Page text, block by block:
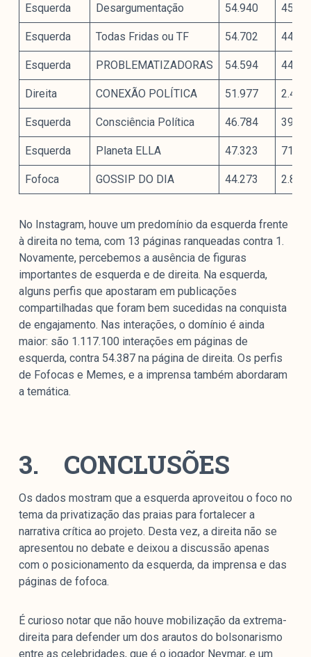
Esquerda Desargumentação 54.940 450
Esquerda Todas Fridas ou TF 54.702 446
Esquerda PROBLEMATIZADORAS 54.594 446
Direita CONEXÃO POLÍTICA 51.977 2.410
Esquerda Consciência Política 46.784 3992
Esquerda Planeta ELLA 47.323 718
Fofoca GOSSIP DO DIA 44.273 2.841
No Instagram, houve um predomínio da esquerda frente
à direita no tema, com 13 páginas ranqueadas contra 1.
Novamente, percebemos a ausência de figuras
importantes de esquerda e de direita. Na esquerda,
alguns perfis que apostaram em publicações
compartilhadas que foram bem sucedidas na conquista
de engajamento. Nas interações, o domínio é ainda
maior: são 1.117.100 interações em páginas de
esquerda, contra 54.387 na página de direita. Os perfis
de Fofocas e Memes, e a imprensa também abordaram
a temática.
3. CONCLUSÕES
Os dados mostram que a esquerda aproveitou o foco no
tema da privatização das praias para fortalecer a
narrativa crítica ao projeto. Desta vez, a direita não se
apresentou no debate e deixou a discussão apenas
com o posicionamento da esquerda, da imprensa e das
páginas de fofoca.
É curioso notar que não houve mobilização da extrema-
direita para defender um dos arautos do bolsonarismo
entre as celebridades, que é o jogador Neymar, e um